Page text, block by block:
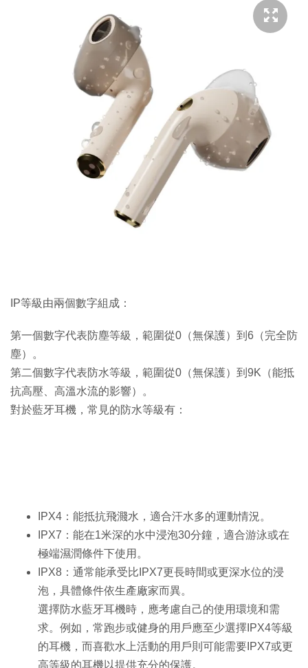
IP等級由兩個數字組成：
第一個數字代表防塵等級，範圍從0（無保護）到6（完全防
塵）。
第二個數字代表防水等級，範圍從0（無保護）到9K（能抵
抗高壓、高溫水流的影響）。
對於藍牙耳機，常見的防水等級有：
IPX4：能抵抗飛濺水，適合汗水多的運動情況。
IPX7：能在1米深的水中浸泡30分鐘，適合游泳或在
極端濕潤條件下使用。
IPX8：通常能承受比IPX7更長時間或更深水位的浸
泡，具體條件依生產廠家而異。
選擇防水藍牙耳機時，應考慮自己的使用環境和需
求。例如，常跑步或健身的用戶應至少選擇IPX4等級
的耳機，而喜歡水上活動的用戶則可能需要IPX7或更
高等級的耳機以提供充分的保護。